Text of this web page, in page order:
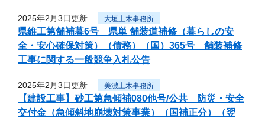
2025年2月3日更新 大垣土木事務所
県維工第舗補暮6号 県単 舗装道補修（暮らしの安
全・安心確保対策）（債務）（国）365号 舗装補修
工事に関する一般競争入札公告
2025年2月3日更新 美濃土木事務所
【建設工事】砂工第急傾補080他号/公共 防災・安全
交付金（急傾斜地崩壊対策事業）（国補正分）（翌